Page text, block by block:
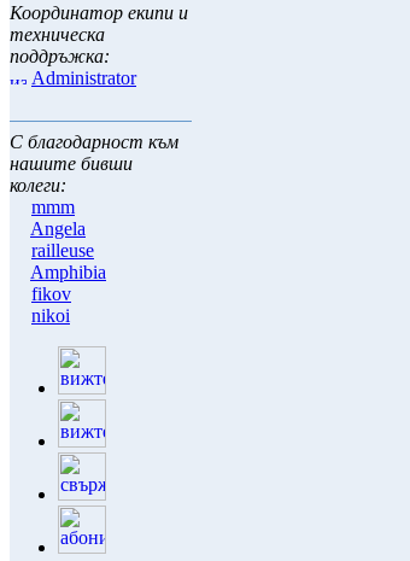
Координатор екипи и
техническа
поддръжка:
Administrator
С благодарност към
нашите бивши
колеги:
mmm
Angela
railleuse
Amphibia
fikov
nikoi